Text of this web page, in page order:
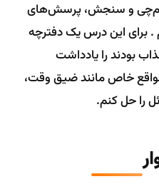
و سنجش، پرسش‌های
برای این درس یک دفترچه
بودند را یادداشت
خاص مانند ضیق وقت،
را حل کنم.